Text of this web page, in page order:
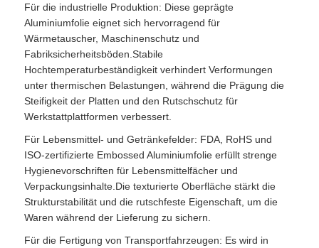
Für die industrielle Produktion: Diese geprägte
Aluminiumfolie eignet sich hervorragend für
Wärmetauscher, Maschinenschutz und
Fabriksicherheitsböden.Stabile
Hochtemperaturbeständigkeit verhindert Verformungen
unter thermischen Belastungen, während die Prägung die
Steifigkeit der Platten und den Rutschschutz für
Werkstattplattformen verbessert.
Für Lebensmittel- und Getränkefelder: FDA, RoHS und
ISO-zertifizierte Embossed Aluminiumfolie erfüllt strenge
Hygienevorschriften für Lebensmittelfächer und
Verpackungsinhalte.Die texturierte Oberfläche stärkt die
Strukturstabilität und die rutschfeste Eigenschaft, um die
Waren während der Lieferung zu sichern.
Für die Fertigung von Transportfahrzeugen: Es wird in